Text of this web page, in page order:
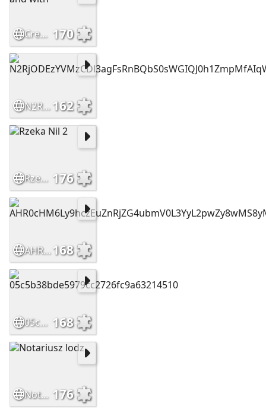
Crepes sweet and with 170
N2RjODEzYVMzCDl3agFsRnBQbS0sWGIQJ0h1ZmpMfAIqWX1wahwnXjcYKjQqVClA 162
Rzeka Nil 2 176
AHR0cHM6Ly9hczEuZnRjZG4ubmV0L3YyL2pwZy8wMS8yMi8wMi8wOC8xMDAwX0Zf168
05c5b38bde5979cc2726fc9a63214510 168
Notariusz lodz 176